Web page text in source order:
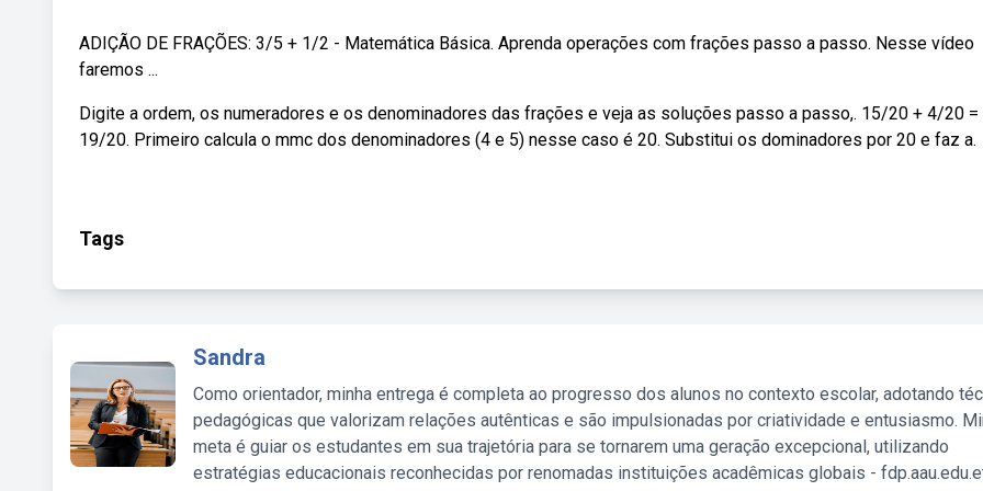
ADIÇÃO DE FRAÇÕES: 3/5 + 1/2 - Matemática Básica. Aprenda operações com frações passo a passo. Nesse vídeo
faremos ...
Digite a ordem, os numeradores e os denominadores das frações e veja as soluções passo a passo,. 15/20 + 4/20 =
19/20. Primeiro calcula o mmc dos denominadores (4 e 5) nesse caso é 20. Substitui os dominadores por 20 e faz a.
Tags
Sandra
Como orientador, minha entrega é completa ao progresso dos alunos no contexto escolar, adotando
pedagógicas que valorizam relações autênticas e são impulsionadas por criatividade e entusiasmo.
meta é guiar os estudantes em sua trajetória para se tornarem uma geração excepcional, utilizando
estratégias educacionais reconhecidas por renomadas instituições acadêmicas globais -